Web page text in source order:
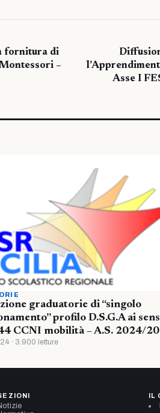
fornitura di
–
Asse I
graduatorie di “singolo
profilo D.S.G.A ai
CCNI mobilità – A.S. 2024/
· 3.900 letture
IL